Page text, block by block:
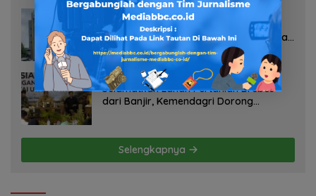
Agustus 7, 2026
Pelayanan Kinerja Dan Transparansi
Sanksi P2TL PLN Dipertanyakan, Upaya
Konfirmasi GM PLN UID S2JB Terkesan
Tutup Mata
Agustus 7, 2026
Selamatkan Lahan Pertanian Brebes
dari Banjir, Kemendagri Dorong
Selengkapnya